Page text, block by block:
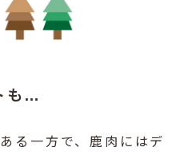
も…
る一方で、鹿肉にはデ